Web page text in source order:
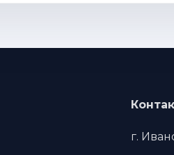
г.